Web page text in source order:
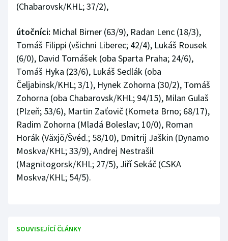
(Chabarovsk/KHL; 37/2),
útočníci: Michal Birner (63/9), Radan Lenc (18/3),
Tomáš Filippi (všichni Liberec; 42/4), Lukáš Rousek
(6/0), David Tomášek (oba Sparta Praha; 24/6),
Tomáš Hyka (23/6), Lukáš Sedlák (oba
Čeljabinsk/KHL; 3/1), Hynek Zohorna (30/2), Tomáš
Zohorna (oba Chabarovsk/KHL; 94/15), Milan Gulaš
(Plzeň; 53/6), Martin Zaťovič (Kometa Brno; 68/17),
Radim Zohorna (Mladá Boleslav; 10/0), Roman
Horák (Växjö/Švéd.; 58/10), Dmitrij Jaškin (Dynamo
Moskva/KHL; 33/9), Andrej Nestrašil
(Magnitogorsk/KHL; 27/5), Jiří Sekáč (CSKA
Moskva/KHL; 54/5).
SOUVISEJÍCÍ ČLÁNKY